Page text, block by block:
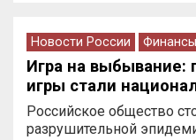
Новости России Финансы
Игра на выбывание:
игры стали
Российское общество
разрушительной